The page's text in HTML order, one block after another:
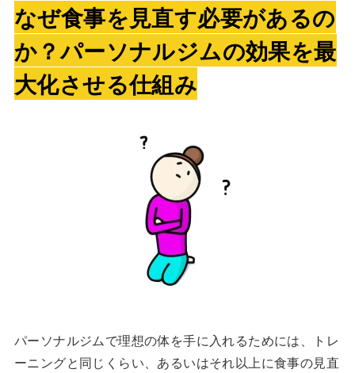
なぜ食事を見直す必要があるの
か？パーソナルジムの効果を最
大化させる仕組み
パーソナルジムで理想の体を手に入れるためには、トレ
ーニングと同じくらい、あるいはそれ以上に食事の見直